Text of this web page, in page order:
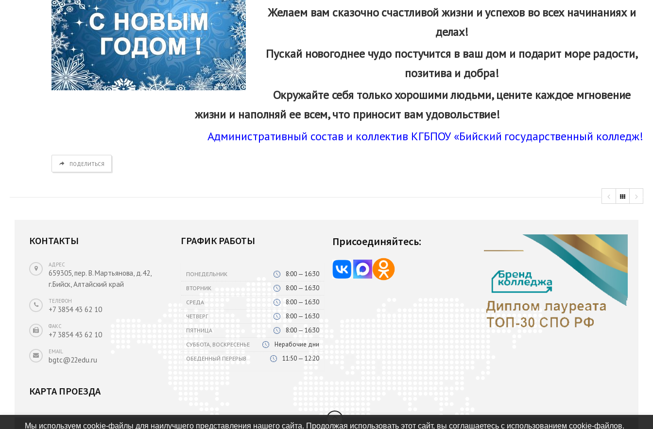
Желаем вам сказочно счастливой жизни и успехов во всех начинаниях и
делах!
Пускай новогоднее чудо постучится в ваш дом и подарит море радости,
позитива и добра!
Окружайте себя только хорошими людьми, цените каждое мгновение
жизни и наполняй ее всем, что приносит вам удовольствие!
Административный состав и коллектив КГБПОУ «Бийский государственный колледж!
ПОДЕЛИТЬСЯ
КОНТАКТЫ
АДРЕС
659305, пер. В. Мартьянова, д.42,
г.Бийск, Алтайский край
ТЕЛЕФОН
+7 3854 43 62 10
ФАКС
+7 3854 43 62 10
EMAIL
bgtc@22edu.ru
ГРАФИК РАБОТЫ
ПОНЕДЕЛЬНИК 8:00 — 16:30
ВТОРНИК 8:00 — 16:30
СРЕДА 8:00 — 16:30
ЧЕТВЕРГ 8:00 — 16:30
ПЯТНИЦА 8:00 — 16:30
СУББОТА, ВОСКРЕСЕНЬЕ Нерабочие дни
ОБЕДЕННЫЙ ПЕРЕРЫВ 11:50 — 12:20
Присоединяйтесь:
КАРТА ПРОЕЗДА
Мы используем cookie-файлы для наилучшего представления нашего сайта. Продолжая использовать этот сайт, вы соглашаетесь с использованием cookie-файлов.